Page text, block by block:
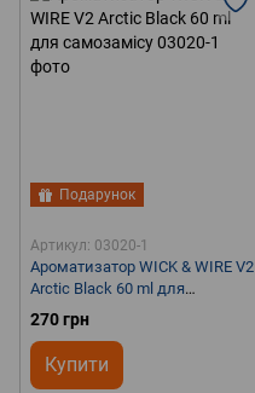
Подарунок
Артикул: 03020-1
Ароматизатор WICK & WIRE V2
Arctic Black 60 ml для
самозамісу
270 грн
Купити